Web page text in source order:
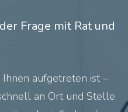
Frage mit Rat und
aufgetreten ist –
an Ort und Stelle.